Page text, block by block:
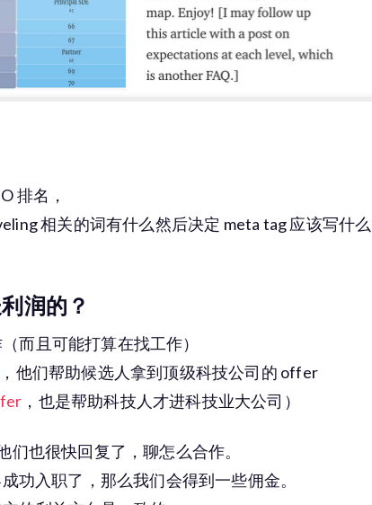
排名，
相关的词有什么然后决定 meta tag 应该写什么
润的？
而且可能打算在找工作）
，他们帮助候选人拿到顶级科技公司的 offer
，也是帮助科技人才进科技业大公司）
也很快回复了，聊怎么合作。
功入职了，那么我们会得到一些佣金。